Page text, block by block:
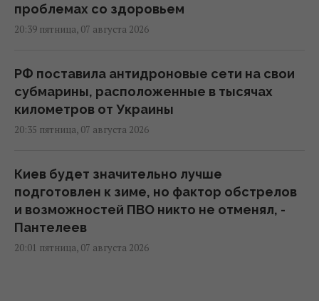
проблемах со здоровьем
20:39 пятница, 07 августа 2026
РФ поставила антидроновые сети на свои
субмарины, расположенные в тысячах
километров от Украины
20:35 пятница, 07 августа 2026
Киев будет значительно лучше
подготовлен к зиме, но фактор обстрелов
и возможностей ПВО никто не отменял, -
Пантелеев
20:01 пятница, 07 августа 2026